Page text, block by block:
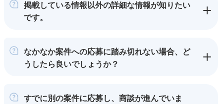
掲載している情報以外の詳細な情報が知りたい
です。
なかなか案件への応募に踏み切れない場合、ど
うしたら良いでしょうか？
すでに別の案件に応募し、商談が進んでいま